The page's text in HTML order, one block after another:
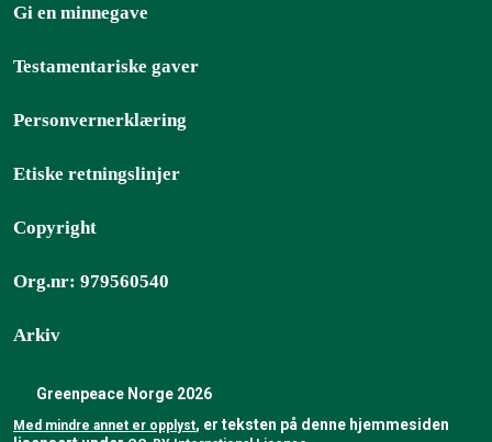
Gi en minnegave
Testamentariske gaver
Personvernerklæring
Etiske retningslinjer
Copyright
Org.nr: 979560540
Arkiv
Greenpeace Norge 2026
Med mindre annet er opplyst, er teksten på denne hjemmesiden